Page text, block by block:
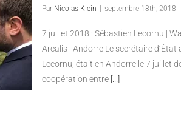
Par Nicolas Klein septembre 18th, 2018
7 juillet 2018 : Sébastien Lecornu |
Arcalis | Andorre Le secrétaire
Lecornu, était en Andorre le 7 juillet
coopération entre [...]